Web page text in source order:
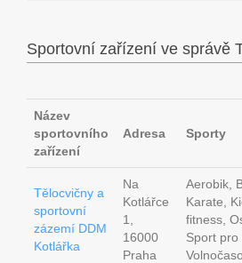
Sportovní zařízení ve správě
Název
sportovního
zařízení
Adresa Sporty
Tělocvičny a
sportovní
zázemí DDM
Kotlářka
Na
Kotlářce
1,
16000
Praha
Aerobik,
Karate,
fitness,
Sport pro